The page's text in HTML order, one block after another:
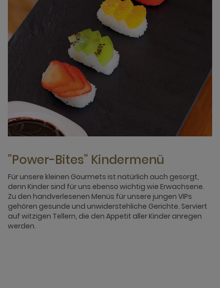
"Power-Bites" Kindermenü
Für unsere kleinen Gourmets ist natürlich auch gesorgt,
denn Kinder sind für uns ebenso wichtig wie Erwachsene.
Zu den handverlesenen Menüs für unsere jungen VIPs
gehören gesunde und unwiderstehliche Gerichte. Serviert
auf witzigen Tellern, die den Appetit aller Kinder anregen
werden.